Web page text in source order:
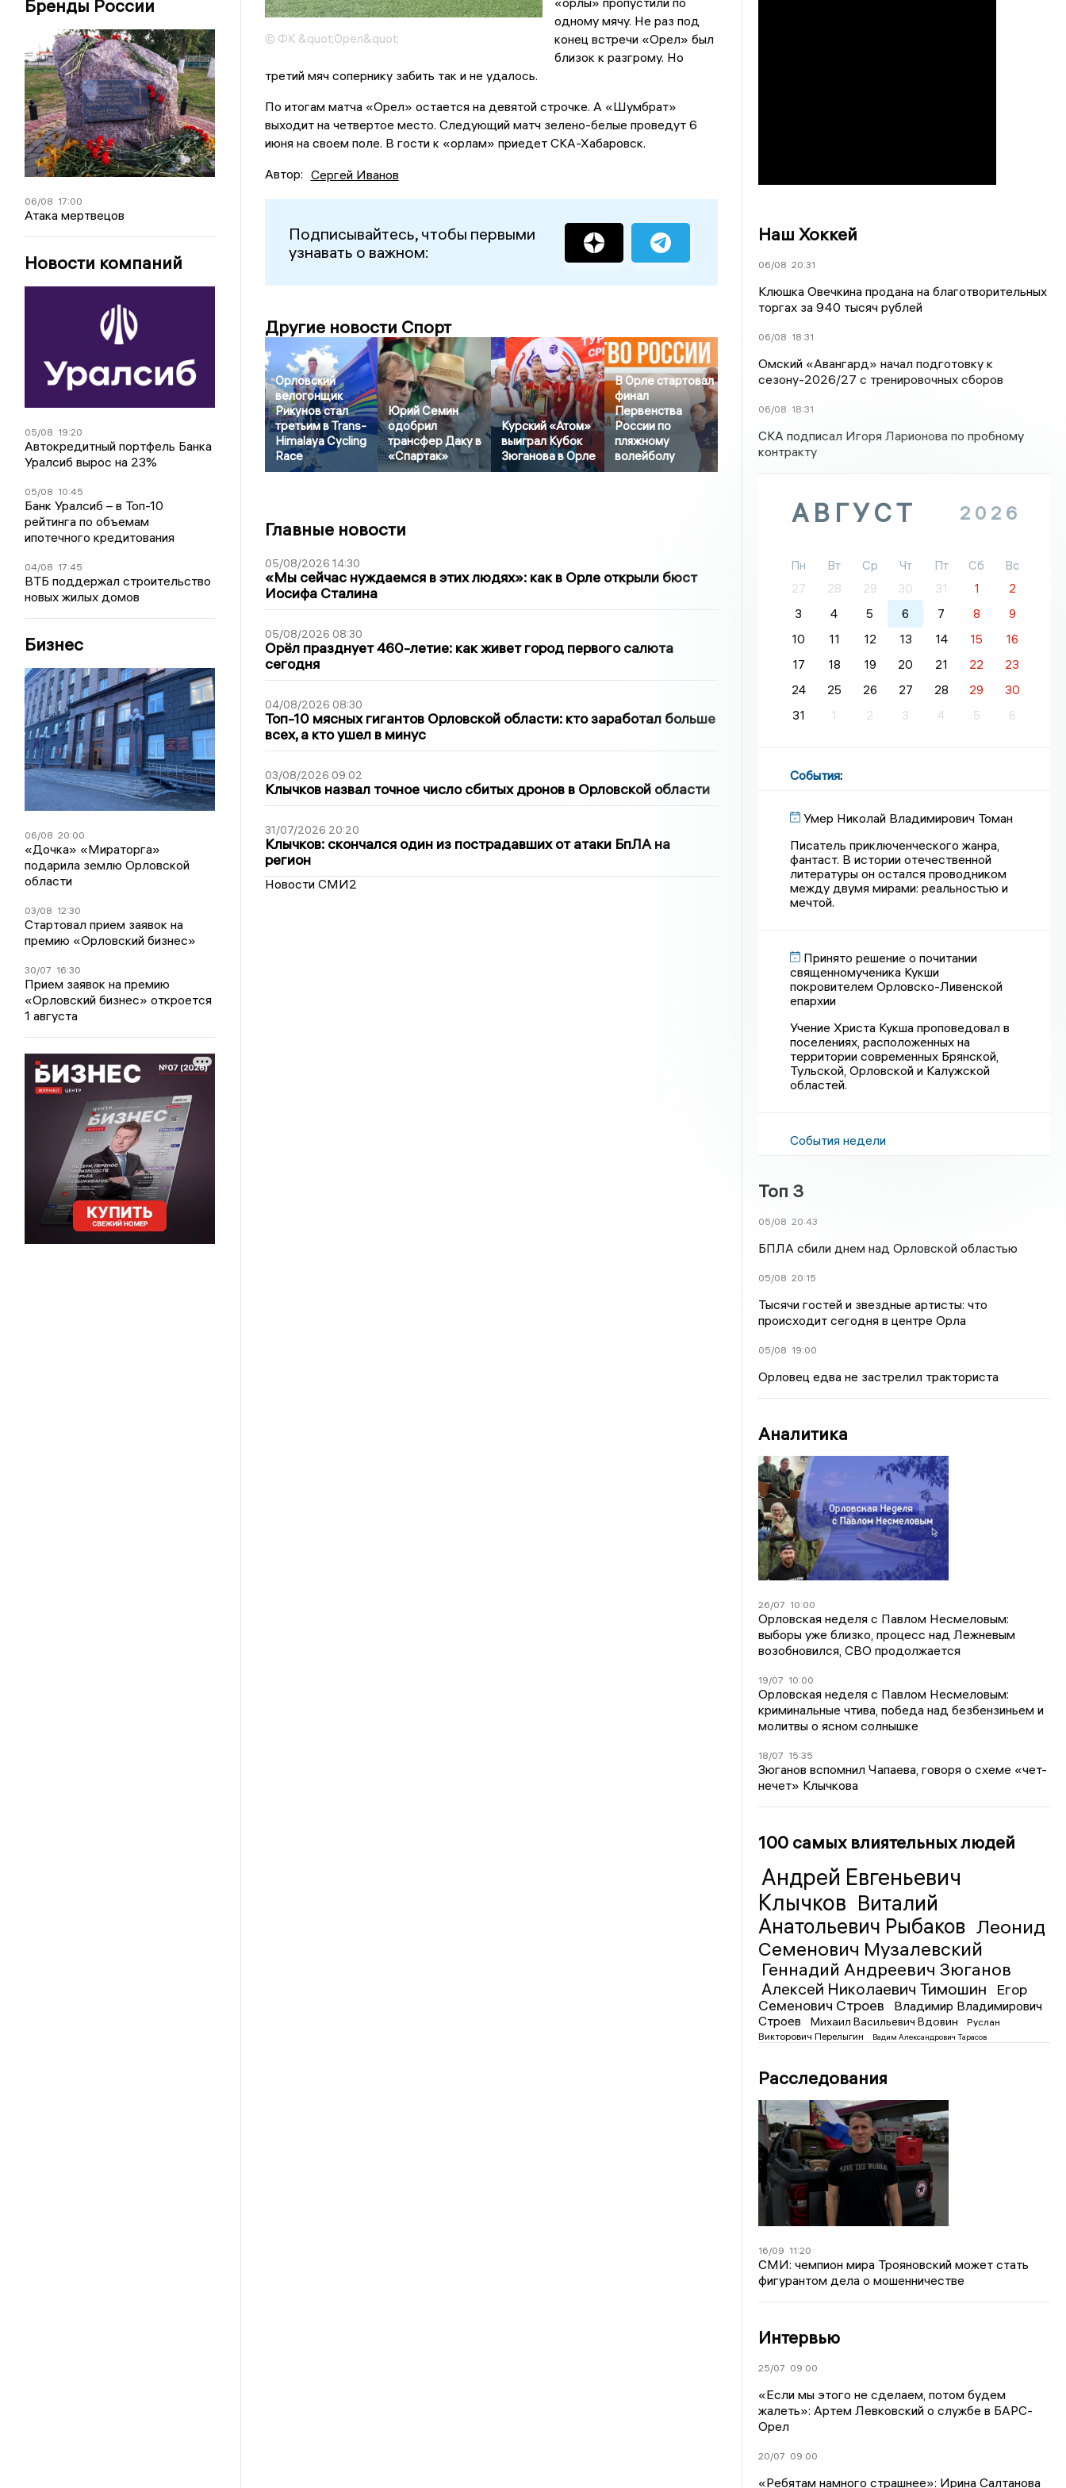
Бренды России
06/08 17:00
Атака мертвецов
Новости компаний
05/08 19:20
Автокредитный портфель Банка
Уралсиб вырос на 23%
05/08 10:45
Банк Уралсиб – в Топ-10
рейтинга по объемам
ипотечного кредитования
04/08 17:45
ВТБ поддержал строительство
новых жилых домов
Бизнес
06/08 20:00
«Дочка» «Мираторга»
подарила землю Орловской
области
03/08 12:30
Стартовал прием заявок на
премию «Орловский бизнес»
30/07 16:30
Прием заявок на премию
«Орловский бизнес» откроется
1 августа
© ФК &quot;Орёл&quot;
одному мячу. Не раз под
конец встречи «Орел» был
близок к разгрому. Но
третий мяч сопернику забить так и не удалось.
По итогам матча «Орел» остается на девятой строчке. А «Шумбрат»
выходит на четвертое место. Следующий матч зелено-белые проведут 6
июня на своем поле. В гости к «орлам» приедет СКА-Хабаровск.
Автор: Сергей Иванов
Подписывайтесь, чтобы первыми
узнавать о важном:
Другие новости Спорт
Орловский
велогонщик
Рикунов стал
третьим в Trans-
Himalaya Cycling
Race
Юрий Семин
одобрил
трансфер Даку в
«Спартак»
Курский «Атом»
выиграл Кубок
Зюганова в Орле
В Орле стартовал
финал
Первенства
России по
пляжному
волейболу
Главные новости
05/08/2026 14:30
«Мы сейчас нуждаемся в этих людях»: как в Орле открыли бюст
Иосифа Сталина
05/08/2026 08:30
Орёл празднует 460-летие: как живет город первого салюта
сегодня
04/08/2026 08:30
Топ-10 мясных гигантов Орловской области: кто заработал больше
всех, а кто ушел в минус
03/08/2026 09:02
Клычков назвал точное число сбитых дронов в Орловской области
31/07/2026 20:20
Клычков: скончался один из пострадавших от атаки БпЛА на
регион
Новости СМИ2
Наш Хоккей
06/08 20:31
Клюшка Овечкина продана на благотворительных
торгах за 940 тысяч рублей
06/08 18:31
Омский «Авангард» начал подготовку к
сезону-2026/27 с тренировочных сборов
06/08 18:31
СКА подписал Игоря Ларионова по пробному
контракту
АВГУСТ 2026
Пн Вт Ср Чт Пт Сб
Вс
27
28 29 30 31 1
2
3
4 5 6 7 8
9
10
11 12 13 14 15
16
17
18 19 20 21 22
23
24
25 26 27 28 29
30
31
1 2 3 4 5 6
События:
Умер Николай Владимирович Томан
Писатель приключенческого жанра,
фантаст. В истории отечественной
литературы он остался проводником
между двумя мирами: реальностью и
мечтой.
Принято решение о почитании
священномученика Кукши
покровителем Орловско-Ливенской
епархии
Учение Христа Кукша проповедовал в
поселениях, расположенных на
территории современных Брянской,
Тульской, Орловской и Калужской
областей.
События недели
Топ 3
05/08 20:43
БПЛА сбили днем над Орловской областью
05/08 20:15
Тысячи гостей и звездные артисты: что
происходит сегодня в центре Орла
05/08 19:00
Орловец едва не застрелил тракториста
Аналитика
26/07 10:00
Орловская неделя с Павлом Несмеловым:
выборы уже близко, процесс над Лежневым
возобновился, СВО продолжается
19/07 10:00
Орловская неделя с Павлом Несмеловым:
криминальные чтива, победа над безбензиньем и
молитвы о ясном солнышке
18/07 15:35
Зюганов вспомнил Чапаева, говоря о схеме «чет-
нечет» Клычкова
100 самых влиятельных людей
Андрей Евгеньевич
Клычков Виталий
Анатольевич Рыбаков Леонид
Семенович Музалевский
Геннадий Андреевич Зюганов
Алексей Николаевич Тимошин
Егор
Семенович Строев
Владимир Владимирович
Строев
Михаил Васильевич Вдовин
Руслан
Викторович Перелыгин
Вадим Александрович Тарасов
Расследования
16/09 11:20
СМИ: чемпион мира Трояновский может стать
фигурантом дела о мошенничестве
Интервью
25/07 09:00
«Если мы этого не сделаем, потом будем
жалеть»: Артем Левковский о службе в БАРС-
Орел
20/07 09:00
«Ребятам намного страшнее»: Ирина Салтанова